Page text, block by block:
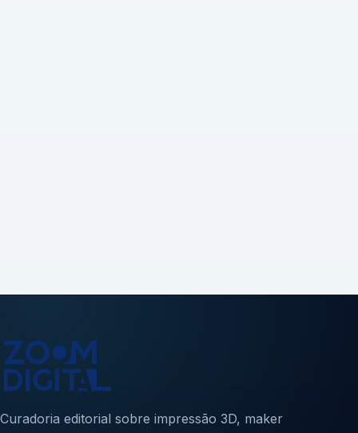
Curadoria editorial sobre impressão 3D, maker